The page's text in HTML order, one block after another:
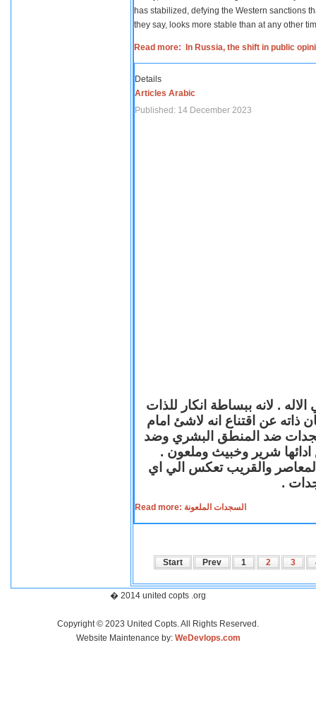
has stabilized, defying the Western sanctions
they say, looks more stable than at any other
Read more: In Russia, the shift in public
Details
Articles Arabic
Published: 14 December 2023
. لانه ببساطة انكار للذات
ذاته عن اقتناع انه لاشئ امام
ضد المنطق البشري وضد
ادائها شرير وخبيث وملعون .
المعاصر والقريب تعكس الي اي
.
Read more: السجدات الملعونة
Start Prev 1 2 3
� 2014 united copts .org
Copyright © 2023 United Copts. All Rights Reserved.
Website Maintenance by: WeDevlops.com